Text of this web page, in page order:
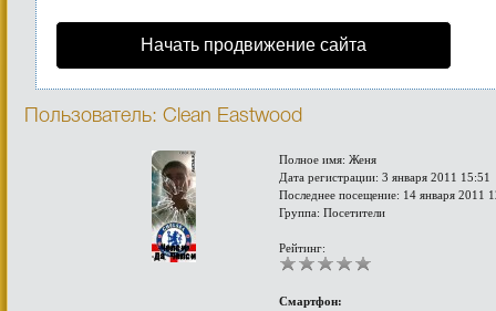
Начать продвижение сайта
Пользователь: Clean Eastwood
Полное имя: Женя
Дата регистрации: 3 января 2011 15:51
Последнее посещение: 14 января 2011
Группа: Посетители
Рейтинг:
Смартфон: